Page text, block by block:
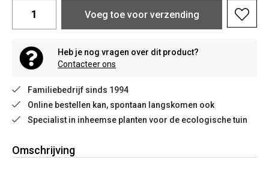
Voeg toe voor verzending
Heb je nog vragen over dit product?
Contacteer ons
Familiebedrijf sinds 1994
Online bestellen kan, spontaan langskomen ook
Specialist in inheemse planten voor de ecologische tuin
Omschrijving